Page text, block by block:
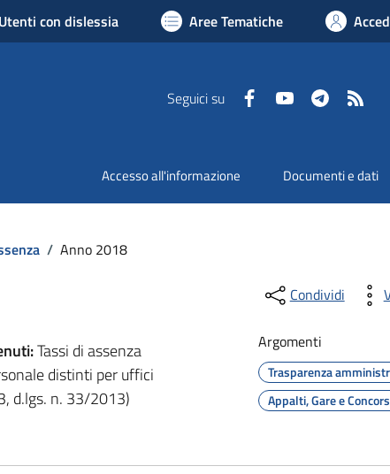
Utenti con dislessia Aree Tematiche
Seguici su FacebookYouTube Telegram
Accesso all'informazione Documenti e dati
/ Anno 2018
Tassi di assenza
distinti per uffici
d.lgs. n. 33/2013)
Condividi
Argomenti
Trasparenza
Appalti, Gare e